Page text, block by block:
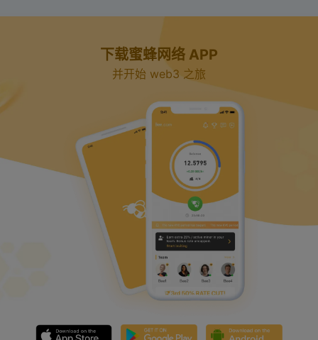
下载蜜蜂网络 APP
并开始 web3 之旅